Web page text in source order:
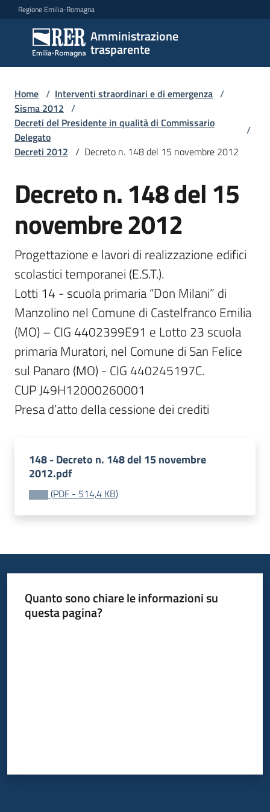
Vai al contenuto
Vai alla navigazione
Vai al footer
Regione Emilia-Romagna
Amministrazione
trasparente
Amministrazione
trasparente
Sottosezioni
Accesso
Home / Interventi straordinari e di emergenza /
Sisma 2012 /
Decreti del Presidente in qualità di Commissario
Delegato
/
Decreti 2012 / Decreto n. 148 del 15 novembre 2012
Decreto n. 148 del 15
novembre 2012
Progettazione e lavori di realizzazione edifici
scolastici temporanei (E.S.T.).
Lotti 14 - scuola primaria “Don Milani” di
Manzolino nel Comune di Castelfranco Emilia
(MO) – CIG 4402399E91 e Lotto 23 scuola
primaria Muratori, nel Comune di San Felice
sul Panaro (MO) - CIG 440245197C.
CUP J49H12000260001
148 - Decreto n. 148 del 15 novembre
2012.pdf
(PDF - 514,4 KB)
Quanto sono chiare le informazioni su
questa pagina?